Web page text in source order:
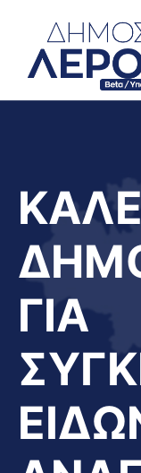
Αρχική
Διαφάνεια
Το
Νησί
Μας
ΓΙΑ